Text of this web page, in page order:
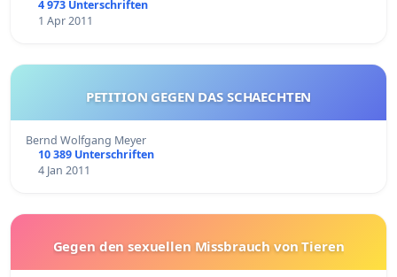
4 973 Unterschriften
1 Apr 2011
PETITION GEGEN DAS SCHAECHTEN
Bernd Wolfgang Meyer
10 389 Unterschriften
4 Jan 2011
Gegen den sexuellen Missbrauch von Tieren